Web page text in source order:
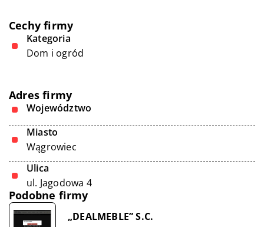
Cechy firmy
Kategoria
Dom i ogród
Adres firmy
Województwo
Miasto
Wągrowiec
Ulica
ul. Jagodowa 4
Podobne firmy
„DEALMEBLE” S.C.